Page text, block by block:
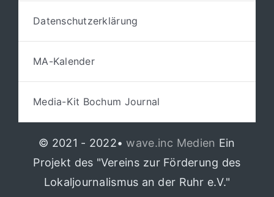
Datenschutzerklärung
MA-Kalender
Media-Kit Bochum Journal
© 2021 - 2022•wave.inc Medien Ein
Projekt des "Vereins zur Förderung des
Lokaljournalismus an der Ruhr e.V."